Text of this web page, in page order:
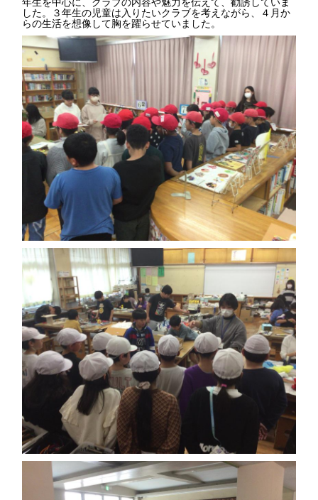
した。３年生の児童は入りたいクラブを考えながら、４月か
らの生活を想像して胸を躍らせていました。